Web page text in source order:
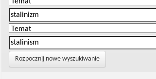
Rozpocznij nowe wyszukiwanie